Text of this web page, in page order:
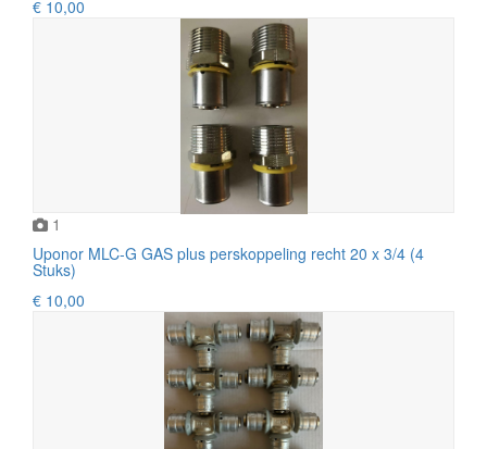
€ 10,00
1
Uponor MLC-G GAS plus perskoppeling recht 20 x 3/4 (4
Stuks)
€ 10,00